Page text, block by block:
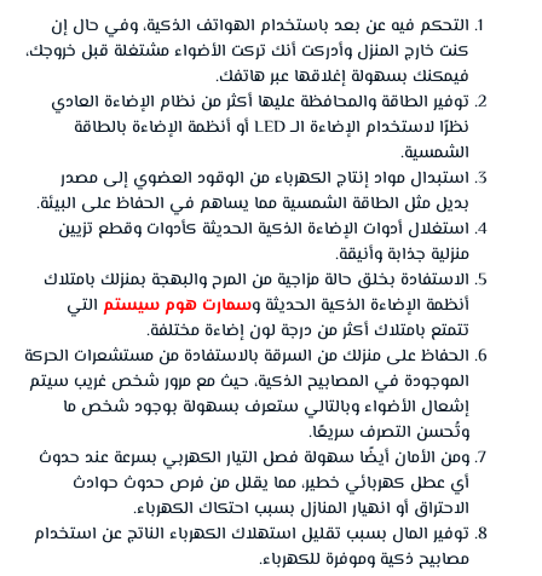
التحكم فيه عن بعد باستخدام الهواتف الذكية، وفي حال إن
كنت خارج المنزل وأدركت أنك تركت الأضواء مشتغلة قبل خروجك،
فيمكنك بسهولة إغلاقها عبر هاتفك.
توفير الطاقة والمحافظة عليها أكثر من نظام الإضاءة العادي
نظرًا لاستخدام الإضاءة الــ LED أو أنظمة الإضاءة بالطاقة
الشمسية.
استبدال مواد إنتاج الكهرباء من الوقود العضوي إلى مصدر
بديل مثل الطاقة الشمسية مما يساهم في الحفاظ على البيئة.
استغلال أدوات الإضاءة الذكية الحديثة كأدوات وقطع تزيين
منزلية جذابة وأنيقة.
الاستفادة بخلق حالة مزاجية من المرح والبهجة بمنزلك بامتلاك
أنظمة الإضاءة الذكية الحديثة وسمارت هوم سيستم التي
تتمتع بامتلاك أكثر من درجة لون إضاءة مختلفة.
الحفاظ على منزلك من السرقة بالاستفادة من مستشعرات الحركة
الموجودة في المصابيح الذكية، حيث مع مرور شخص غريب سيتم
إشعال الأضواء وبالتالي ستعرف بسهولة بوجود شخص ما
وتُحسن التصرف سريعًا.
ومن الأمان أيضًا سهولة فصل التيار الكهربي بسرعة عند حدوث
أي عطل كهربائي خطير، مما يقلل من فرص حدوث حوادث
الاحتراق أو انهيار المنازل بسبب احتكاك الكهرباء.
توفير المال بسبب تقليل استهلاك الكهرباء الناتج عن استخدام
مصابيح ذكية وموفرة للكهرباء.